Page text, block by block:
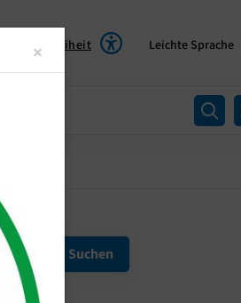
Barrierefreiheit Leichte Sprache
× Close